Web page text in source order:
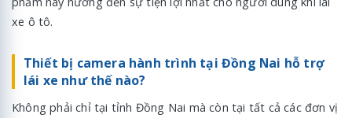
xe ô tô.
Thiết bị camera hành trình tại Đồng Nai hỗ trợ
lái xe như thế nào?
Không phải chỉ tại tỉnh Đồng Nai mà còn tại tất cả các đơn vị